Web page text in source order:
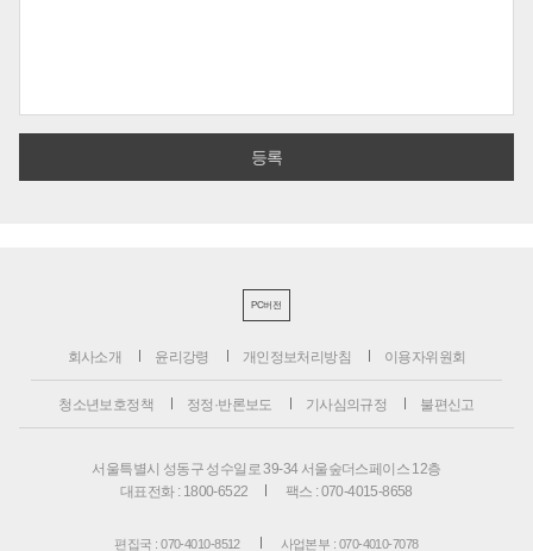
PC버전
회사소개 윤리강령 개인정보처리방침 이용자위원회
청소년보호정책 정정·반론보도 기사심의규정 불편신고
서울특별시 성동구 성수일로 39-34 서울숲더스페이스 12층
대표전화 : 1800-6522
팩스 : 070-4015-8658
편집국 : 070-4010-8512 사업본부 : 070-4010-7078